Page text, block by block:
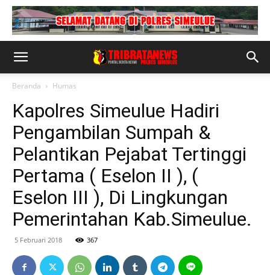
Beranda Humas
Kapolres Simeulue Hadiri
Pengambilan Sumpah &
Pelantikan Pejabat Tertinggi
Pertama ( Eselon II ), (
Eselon III ), Di Lingkungan
Pemerintahan Kab.Simeulue.
5 Februari 2018 367